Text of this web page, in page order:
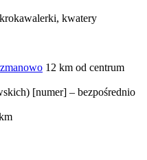
kwatery
12 km od centrum
[numer] – bezpośrednio